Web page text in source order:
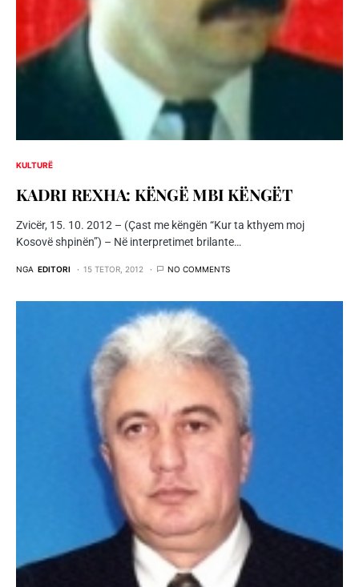
KULTURË
KADRI REXHA: KËNGË MBI KËNGËT
Zvicër, 15. 10. 2012 – (Çast me këngën “Kur ta kthyem moj
Kosovë shpinën”) – Në interpretimet brilante…
NGA EDITORI 15 TETOR, 2012 NO COMMENTS